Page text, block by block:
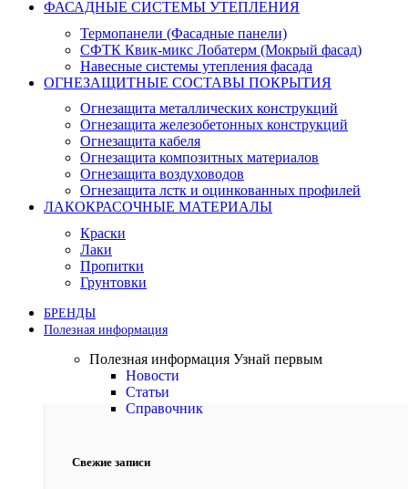
ФАСАДНЫЕ СИСТЕМЫ УТЕПЛЕНИЯ
Термопанели (Фасадные панели)
СФТК Квик-микс Лобатерм (Мокрый фасад)
Навесные системы утепления фасада
ОГНЕЗАЩИТНЫЕ СОСТАВЫ ПОКРЫТИЯ
Огнезащита металлических конструкций
Огнезащита железобетонных конструкций
Огнезащита кабеля
Огнезащита композитных материалов
Огнезащита воздуховодов
Огнезащита лстк и оцинкованных профилей
ЛАКОКРАСОЧНЫЕ МАТЕРИАЛЫ
Краски
Лаки
Пропитки
Грунтовки
БРЕНДЫ
Полезная информация
Полезная информация Узнай первым
Новости
Статьи
Справочник
Свежие записи